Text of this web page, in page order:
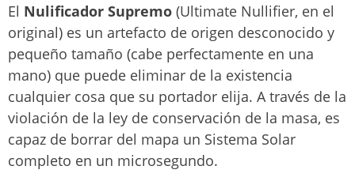
El Nulificador Supremo (Ultimate Nullifier, en el
original) es un artefacto de origen desconocido y
pequeño tamaño (cabe perfectamente en una
mano) que puede eliminar de la existencia
cualquier cosa que su portador elija. A través de la
violación de la ley de conservación de la masa, es
capaz de borrar del mapa un Sistema Solar
completo en un microsegundo.